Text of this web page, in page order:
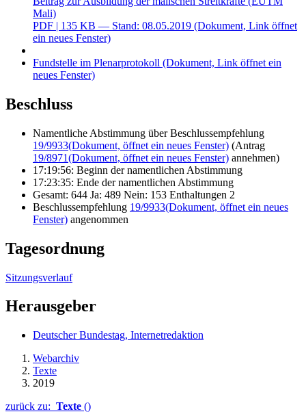
Fundstelle im Plenarprotokoll
neues Fenster)
Beschluss
19/9933(Dokument, öffnet ein neues Fenster)
19/8971(Dokument, öffnet ein neues Fenster)
17:23:35: Ende der namentlichen Abstimmung
Gesamt: 644 Ja: 489 Nein: 153 Enthaltungen 2
Beschlussempfehlung19/9933(Dokument, öffnet ein neues
Fenster)angenommen
Tagesordnung
Herausgeber
Webarchiv
2019
zurück zu:Texte
Barrierefreiheit
Impressum